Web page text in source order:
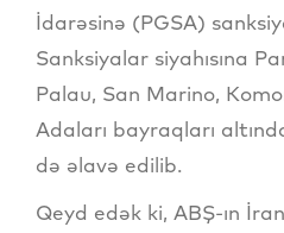
İdarəsinə (PGSA)
Sanksiyalar siyahısına
Palau, San Marino,
Adaları bayraqları
də əlavə edilib.
Qeyd edək ki, ABŞ-ın